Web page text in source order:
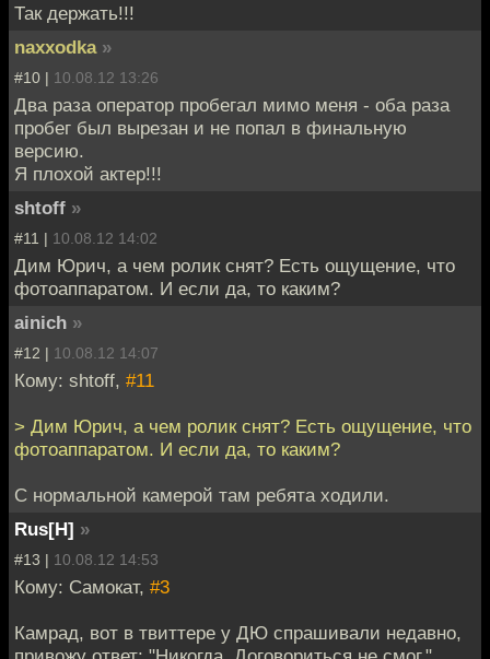
Так держать!!!
naxxodka »
#10 | 10.08.12 13:26
Два раза оператор пробегал мимо меня - оба раза
пробег был вырезан и не попал в финальную
версию.
Я плохой актер!!!
shtoff »
#11 | 10.08.12 14:02
Дим Юрич, а чем ролик снят? Есть ощущение, что
фотоаппаратом. И если да, то каким?
ainich »
#12 | 10.08.12 14:07
Кому: shtoff, #11
> Дим Юрич, а чем ролик снят? Есть ощущение, что
фотоаппаратом. И если да, то каким?
С нормальной камерой там ребята ходили.
Rus[H] »
#13 | 10.08.12 14:53
Кому: Самокат, #3
Камрад, вот в твиттере у ДЮ спрашивали недавно,